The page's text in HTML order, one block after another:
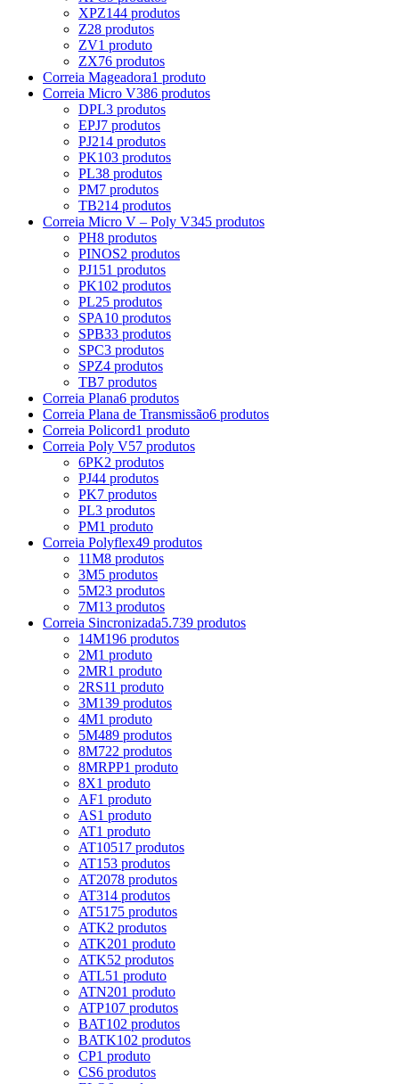
XPZ144 produtos
Z28 produtos
ZV1 produto
ZX76 produtos
Correia Mageadora1 produto
Correia Micro V386 produtos
DPL3 produtos
EPJ7 produtos
PJ214 produtos
PK103 produtos
PL38 produtos
PM7 produtos
TB214 produtos
Correia Micro V – Poly V345 produtos
PH8 produtos
PINOS2 produtos
PJ151 produtos
PK102 produtos
PL25 produtos
SPA10 produtos
SPB33 produtos
SPC3 produtos
SPZ4 produtos
TB7 produtos
Correia Plana6 produtos
Correia Plana de Transmissão6 produtos
Correia Policord1 produto
Correia Poly V57 produtos
6PK2 produtos
PJ44 produtos
PK7 produtos
PL3 produtos
PM1 produto
Correia Polyflex49 produtos
11M8 produtos
3M5 produtos
5M23 produtos
7M13 produtos
Correia Sincronizada5.739 produtos
14M196 produtos
2M1 produto
2MR1 produto
2RS11 produto
3M139 produtos
4M1 produto
5M489 produtos
8M722 produtos
8MRPP1 produto
8X1 produto
AF1 produto
AS1 produto
AT1 produto
AT10517 produtos
AT153 produtos
AT2078 produtos
AT314 produtos
AT5175 produtos
ATK2 produtos
ATK201 produto
ATK52 produtos
ATL51 produto
ATN201 produto
ATP107 produtos
BAT102 produtos
BATK102 produtos
CP1 produto
CS6 produtos